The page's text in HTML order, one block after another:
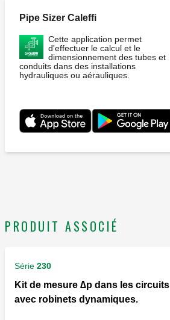
Pipe Sizer Caleffi
Cette application permet
d'effectuer le calcul et le
dimensionnement des tubes et
conduits dans des installations
hydrauliques ou aérauliques.
PRODUIT ASSOCIÉ
Série 230
Kit de mesure ∆p dans les circuits
avec robinets dynamiques.